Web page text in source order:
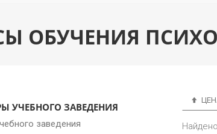
ОБУЧЕНИЯ
УЧЕБНОГО ЗАВЕДЕНИЯ
заведения